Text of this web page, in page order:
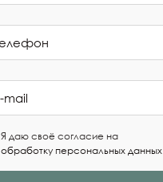
Я даю своё согласие на
обработку персональных данных